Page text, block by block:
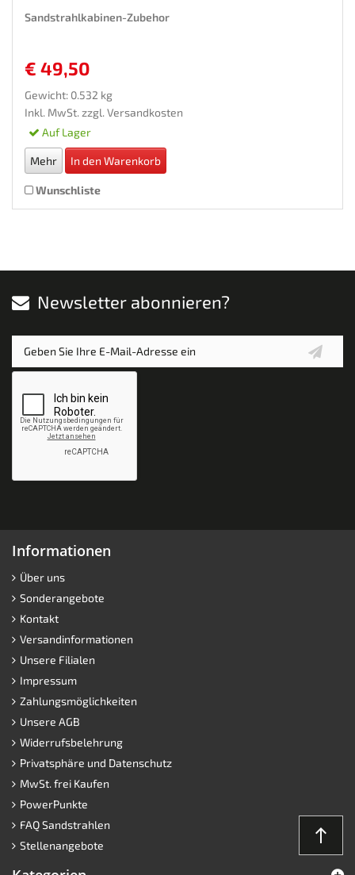
Sandstrahlkabinen-Zubehor
€ 49,50
Gewicht: 0.532 kg
Inkl. MwSt. zzgl. Versandkosten
Auf Lager
Mehr In den Warenkorb
Wunschliste
Newsletter abonnieren?
Informationen
Über uns
Sonderangebote
Kontakt
Versandinformationen
Unsere Filialen
Impressum
Zahlungsmöglichkeiten
Unsere AGB
Widerrufsbelehrung
Privatsphäre und Datenschutz
MwSt. frei Kaufen
PowerPunkte
FAQ Sandstrahlen
Stellenangebote
north